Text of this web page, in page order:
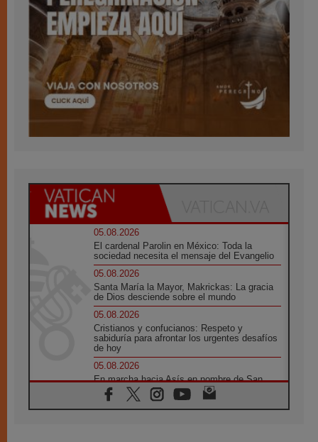
05.08.2026
El cardenal Parolin en México: Toda la
sociedad necesita el mensaje del Evangelio
05.08.2026
Santa María la Mayor, Makrickas: La gracia
de Dios desciende sobre el mundo
05.08.2026
Cristianos y confucianos: Respeto y
sabiduría para afrontar los urgentes desafíos
de hoy
05.08.2026
En marcha hacia Asís en nombre de San
Francisco, a la espera de León
05.08.2026